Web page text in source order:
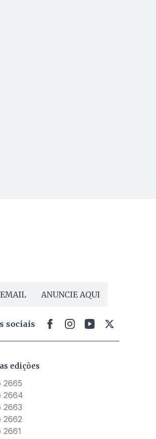
ANUNCIE AQUI
sociais
edições
2665
2664
2663
2662
2661